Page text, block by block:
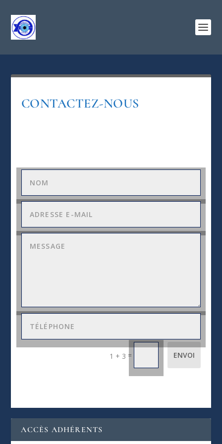
CONTACTEZ-NOUS
1 + 3 = ENVOI
ACCÈS ADHÉRENTS